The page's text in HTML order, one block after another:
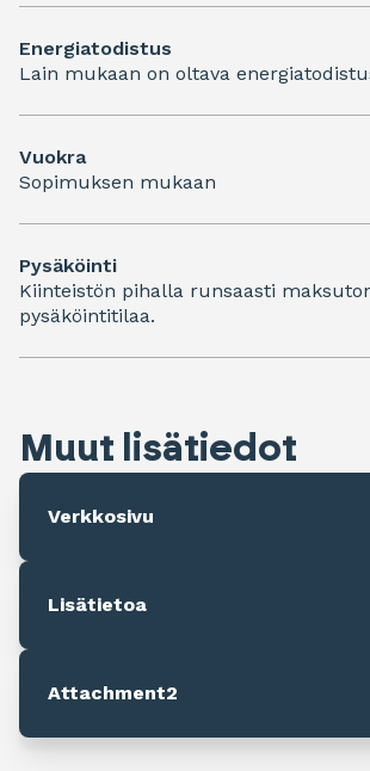
Energiatodistus
Lain mukaan on oltava
Vuokra
Sopimuksen mukaan
Pysäköinti
Kiinteistön pihalla runsaasti
pysäköintitilaa.
Muut lisätiedot
Verkkosivu
Lisätietoa
Attachment2